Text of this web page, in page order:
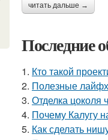
читать дальше →
Последние
1. Кто такой
2. Полезные
3. Отделка цоколя
4. Почему Калугу
5. Как сделать